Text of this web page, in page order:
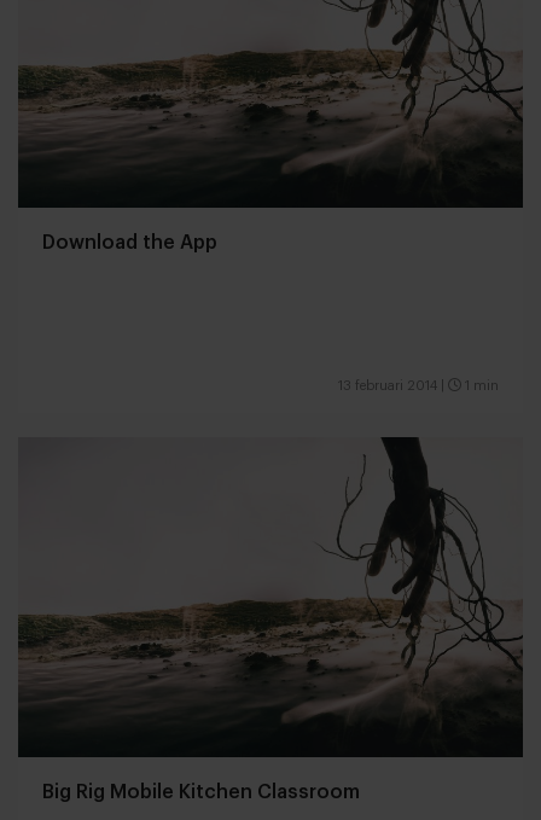
Download the App
13 februari 2014 1 min
Big Rig Mobile Kitchen Classroom